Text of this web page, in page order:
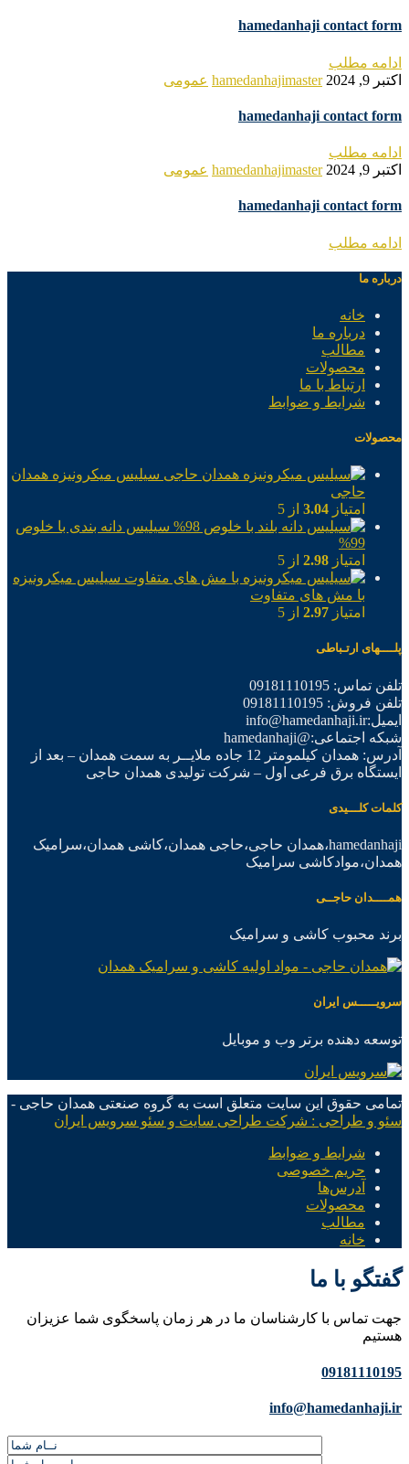
hamedanhaji contact form
ادامه مطلب
اکتبر 9, 2024
hamedanhajimaster عمومی
hamedanhaji contact form
ادامه مطلب
اکتبر 9, 2024
hamedanhajimaster عمومی
hamedanhaji contact form
ادامه مطلب
درباره ما
خانه
درباره ما
مطالب
محصولات
ارتباط با ما
شرایط و ضوابط
محصولات
سیلیس میکرونیزه همدان
حاجی
امتیاز 3.04 از 5
سیلیس دانه بندی با خلوص
99%
امتیاز 2.98 از 5
سیلیس میکرونیزه
با مش های متفاوت
امتیاز 2.97 از 5
پلــــهای ارتـباطی
تلفن تماس: 09181110195
تلفن فروش: 09181110195
ایمیل:info@hamedanhaji.ir
شبکه اجتماعی:@hamedanhaji
آدرس: همدان کیلمومتر 12 جاده ملایــر به سمت همدان – بعد از
ایستگاه برق فرعی اول – شرکت تولیدی همدان حاجی
کلمات کلـــیدی
hamedanhaji،همدان حاجی،حاجی همدان،کاشی همدان،سرامیک
همدان،موادکاشی سرامیک
همــــدان حاجــی
برند محبوب کاشی و سرامیک
سرویـــــس ایران
توسعه دهنده برتر وب و موبایل
تمامی حقوق این سایت متعلق است به گروه صنعتی همدان حاجی -
سئو و طراحی : شرکت طراحی سایت و سئو سرویس ایران
شرایط و ضوابط
حریم خصوصی
آدرس‌ها
محصولات
مطالب
خانه
گفتگو با ما
جهت تماس با کارشناسان ما در هر زمان پاسخگوی شما عزیزان
هستیم
09181110195
info@hamedanhaji.ir